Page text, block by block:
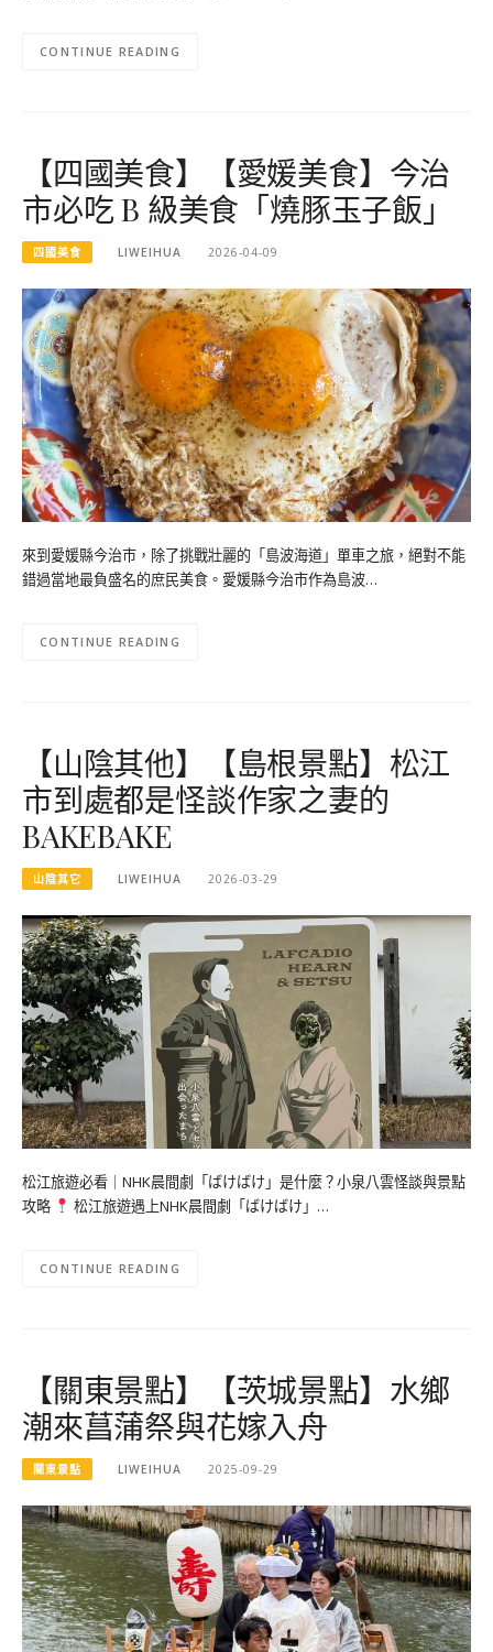
CONTINUE READING
【四國美食】【愛媛美食】今治
市必吃 B 級美食「燒豚玉子飯」
四國美食 LIWEIHUA 2026-04-09
來到愛媛縣今治市，除了挑戰壯麗的「島波海道」單車之旅，絕對不能
錯過當地最負盛名的庶民美食。愛媛縣今治市作為島波…
CONTINUE READING
【山陰其他】【島根景點】松江
市到處都是怪談作家之妻的
BAKEBAKE
山陰其它 LIWEIHUA 2026-03-29
松江旅遊必看｜NHK晨間劇「ばけばけ」是什麼？小泉八雲怪談與景點
攻略
松江旅遊遇上NHK晨間劇「ばけばけ」…
CONTINUE READING
【關東景點】【茨城景點】水鄉
潮來菖蒲祭與花嫁入舟
關東景點 LIWEIHUA 2025-09-29